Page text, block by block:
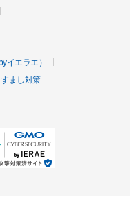
イエラエ）
まし対策